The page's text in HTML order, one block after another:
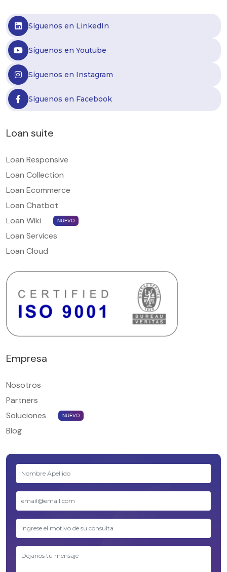
Síguenos en LinkedIn
Síguenos en Youtube
Síguenos en Instagram
Síguenos en Facebook
Loan suite
Loan Responsive
Loan Collection
Loan Ecommerce
Loan Chatbot
Loan Wiki
NUEVO
Loan Services
Loan Cloud
Empresa
Nosotros
Partners
Soluciones
NUEVO
Blog